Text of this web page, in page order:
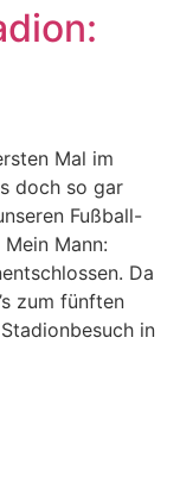
Mal im
doch so gar
Fußball-
Mann:
Da
zum fünften
in